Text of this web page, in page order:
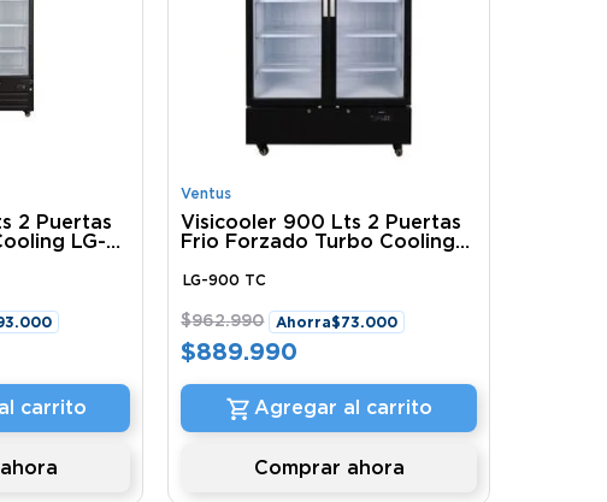
2 Puertas
LG-
.000
carrito
Ventus
Visicooler 900 Lts 2 Puertas
Frio Forzado Turbo Cooling
LG-900 TC
$962.990 Ahorra$73.000
$889.990
Agregar al carrito
Comprar ahora